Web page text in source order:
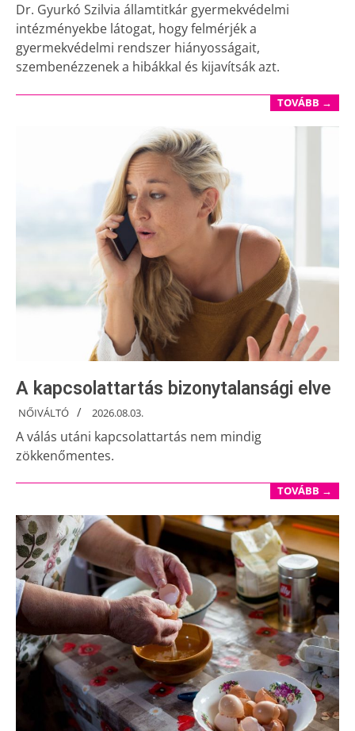
Dr. Gyurkó Szilvia államtitkár gyermekvédelmi
intézményekbe látogat, hogy felmérjék a
gyermekvédelmi rendszer hiányosságait,
szembenézzenek a hibákkal és kijavítsák azt.
TOVÁBB →
A kapcsolattartás bizonytalansági elve
NŐIVÁLTÓ 2026.08.03.
A válás utáni kapcsolattartás nem mindig
zökkenőmentes.
TOVÁBB →